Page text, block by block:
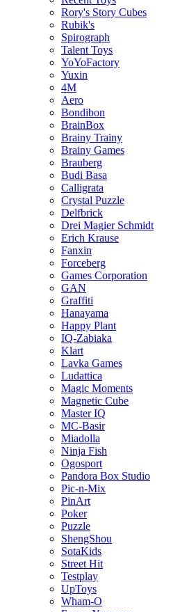
Rory's Story Cubes
Rubik's
Spirograph
Talent Toys
YoYoFactory
Yuxin
4M
Aero
Bondibon
BrainBox
Brainy Trainy
Brainy Games
Brauberg
Budi Basa
Calligrata
Crystal Puzzle
Delfbrick
Drei Magier Schmidt
Erich Krause
Fanxin
Forceberg
Games Corporation
GAN
Graffiti
Hanayama
Happy Plant
IQ-Zabiaka
Klart
Lavka Games
Ludattica
Magic Moments
Magnetic Cube
Master IQ
MC-Basir
Miadolla
Ninja Fish
Ogosport
Pandora Box Studio
Pic-n-Mix
PinArt
Poker
Puzzle
ShengShou
SotaKids
Street Hit
Testplay
UpToys
Wham-O